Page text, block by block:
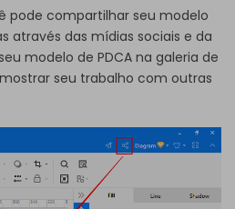
pode compartilhar seu modelo
através das mídias sociais e da
modelo de PDCA na galeria de
seu trabalho com outras